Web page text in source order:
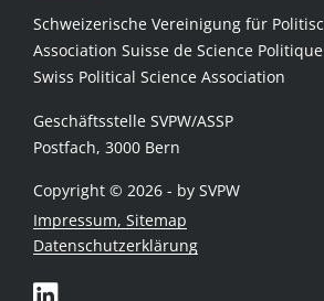
Schweizerische Vereinigung für
Association Suisse de Science Politique
Swiss Political Science Association
Geschäftsstelle SVPW/ASSP
Postfach, 3000 Bern
Copyright © 2026 - by SVPW
Impressum, Sitemap
Datenschutzerklärung